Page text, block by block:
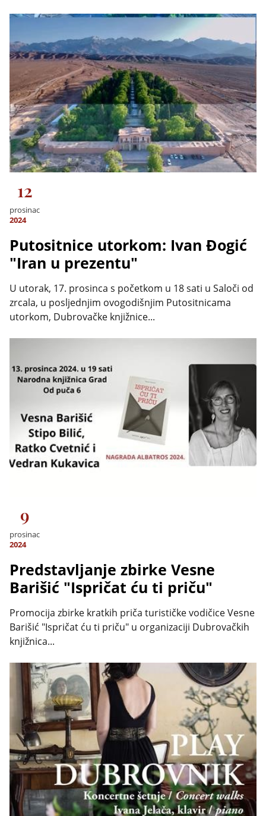
12
prosinac
2024
Putositnice utorkom: Ivan Đogić
"Iran u prezentu"
U utorak, 17. prosinca s početkom u 18 sati u Saloči od
zrcala, u posljednjim ovogodišnjim Putositnicama
utorkom, Dubrovačke knjižnice...
9
prosinac
2024
Predstavljanje zbirke Vesne
Barišić "Ispričat ću ti priču"
Promocija zbirke kratkih priča turističke vodičice Vesne
Barišić "Ispričat ću ti priču" u organizaciji Dubrovačkih
knjižnica...